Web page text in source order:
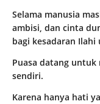
Selama manusia
ambisi, dan cinta
bagi kesadaran
Puasa datang
sendiri.
Karena hanya hati